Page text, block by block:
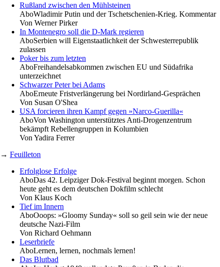
Rußland zwischen den Mühlsteinen
AboWladimir Putin und der Tschetschenien-Krieg. Kommentar
Von Werner Pirker
In Montenegro soll die D-Mark regieren
AboSerbien will Eigenstaatlichkeit der Schwesterrepublik
zulassen
Poker bis zum letzten
AboFreihandelsabkommen zwischen EU und Südafrika
unterzeichnet
Schwarzer Peter bei Adams
AboErneute Fristverlängerung bei Nordirland-Gesprächen
Von Susan O'Shea
USA forcieren ihren Kampf gegen »Narco-Guerilla«
AboVon Washington unterstütztes Anti-Drogenzentrum
bekämpft Rebellengruppen in Kolumbien
Von Yadira Ferrer
→ Feuilleton
Erfolglose Erfolge
AboDas 42. Leipziger Dok-Festival beginnt morgen. Schon
heute geht es dem deutschen Dokfilm schlecht
Von Klaus Koch
Tief im Innern
AboOoops: »Gloomy Sunday« soll so geil sein wie der neue
deutsche Nazi-Film
Von Richard Oehmann
Leserbriefe
AboLernen, lernen, nochmals lernen!
Das Blutbad